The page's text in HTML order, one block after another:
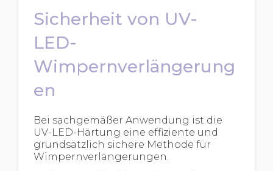
Sicherheit von UV-
LED-
Wimpernverlängerung
en
Bei sachgemäßer Anwendung ist die
UV-LED-Härtung eine effiziente und
grundsätzlich sichere Methode für
Wimpernverlängerungen.